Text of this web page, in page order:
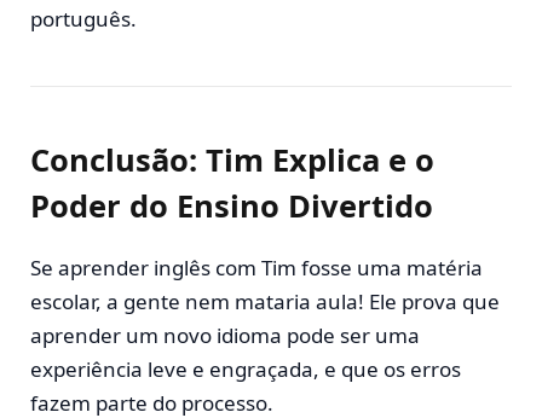
português.
Conclusão: Tim Explica e o
Poder do Ensino Divertido
Se aprender inglês com Tim fosse uma matéria
escolar, a gente nem mataria aula! Ele prova que
aprender um novo idioma pode ser uma
experiência leve e engraçada, e que os erros
fazem parte do processo.